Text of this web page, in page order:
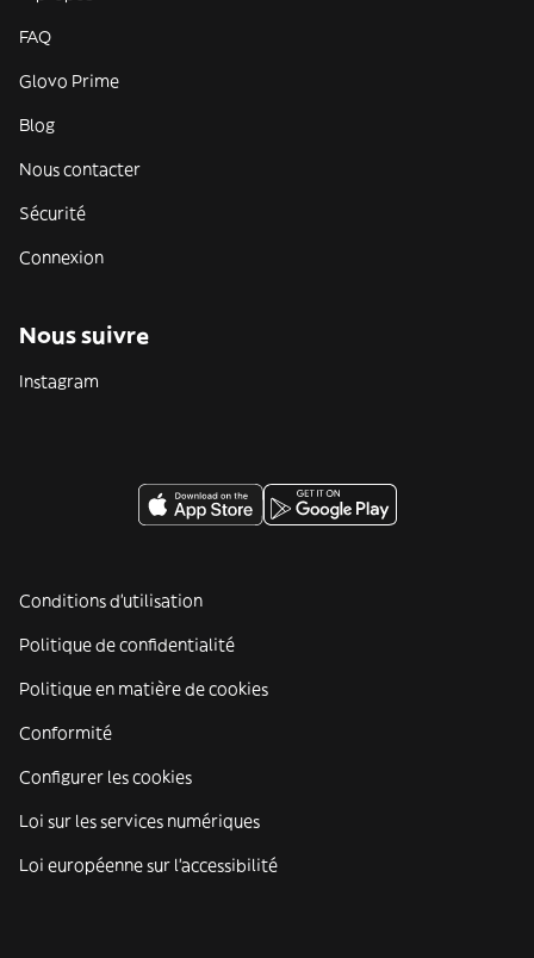
FAQ
Glovo Prime
Blog
Nous contacter
Sécurité
Connexion
Nous suivre
Instagram
Conditions d'utilisation
Politique de confidentialité
Politique en matière de cookies
Conformité
Configurer les cookies
Loi sur les services numériques
Loi européenne sur l’accessibilité